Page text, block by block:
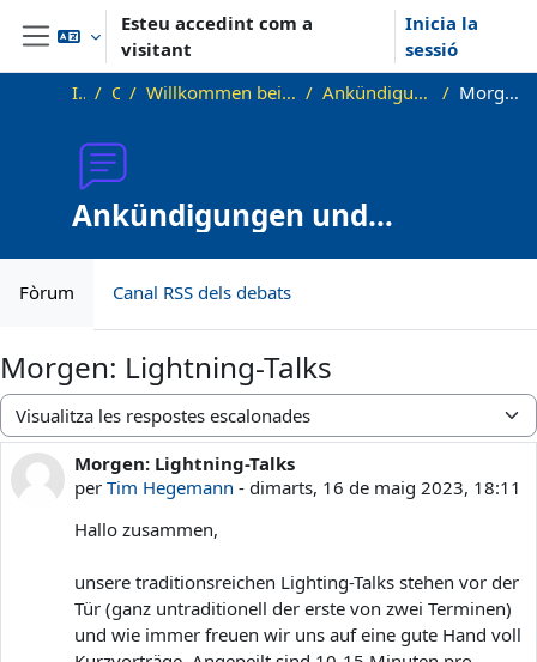
Ves al contingut principal
Panell lateral
Esteu accedint com a
visitant
Inicia la
sessió
Inici OKInf Willkommen beim Offenen Informatikkolloquium! Ankündigungen und Vortragstermine Morgen: Lightning-Talks
Ankündigungen und
Vortragstermine
Fòrum Canal RSS dels debats
Morgen: Lightning-Talks
Mode de visualització
Morgen: Lightning-Talks
per Tim Hegemann - dimarts, 16 de maig 2023, 18:11
Nombre de respostes: 0
Hallo zusammen,
unsere traditionsreichen Lighting-Talks stehen vor der
Tür (ganz untraditionell der erste von zwei Terminen)
und wie immer freuen wir uns auf eine gute Hand voll